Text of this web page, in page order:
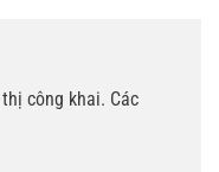
công khai. Các